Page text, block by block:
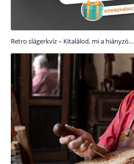
Retro slágerkvíz – Kitalálod, mi a hiányzó…